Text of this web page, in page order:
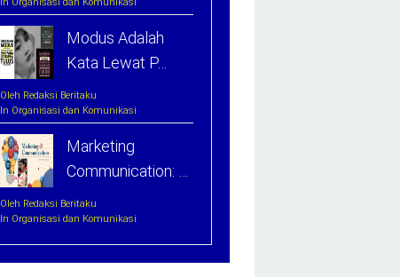
Modus Adalah
Kata Lewat P…
Oleh Redaksi Beritaku
In Organisasi dan Komunikasi
Marketing
Communication: …
Oleh Redaksi Beritaku
In Organisasi dan Komunikasi